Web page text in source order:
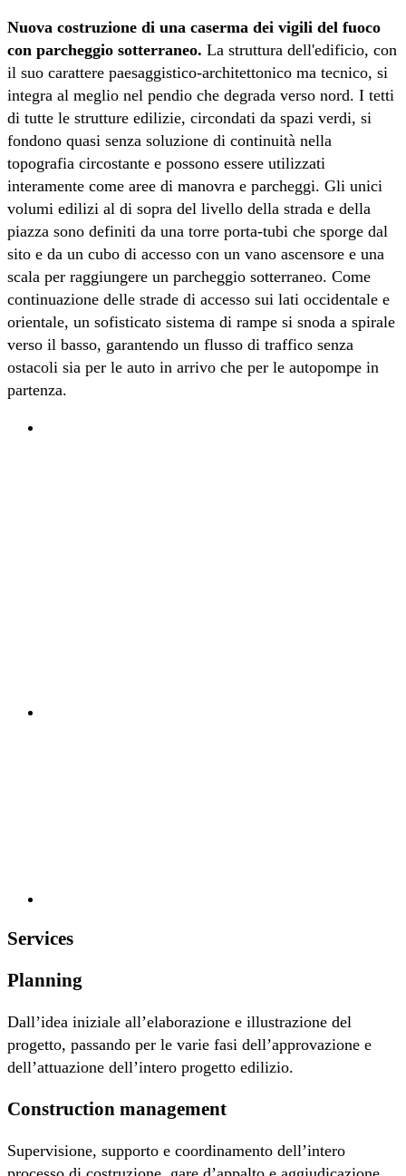
Nuova costruzione di una caserma dei vigili del fuoco
con parcheggio sotterraneo. La struttura dell'edificio, con
il suo carattere paesaggistico-architettonico ma tecnico, si
integra al meglio nel pendio che degrada verso nord. I tetti
di tutte le strutture edilizie, circondati da spazi verdi, si
fondono quasi senza soluzione di continuità nella
topografia circostante e possono essere utilizzati
interamente come aree di manovra e parcheggi. Gli unici
volumi edilizi al di sopra del livello della strada e della
piazza sono definiti da una torre porta-tubi che sporge dal
sito e da un cubo di accesso con un vano ascensore e una
scala per raggiungere un parcheggio sotterraneo. Come
continuazione delle strade di accesso sui lati occidentale e
orientale, un sofisticato sistema di rampe si snoda a spirale
verso il basso, garantendo un flusso di traffico senza
ostacoli sia per le auto in arrivo che per le autopompe in
partenza.
Services
Planning
Dall’idea iniziale all’elaborazione e illustrazione del
progetto, passando per le varie fasi dell’approvazione e
dell’attuazione dell’intero progetto edilizio.
Construction management
Supervisione, supporto e coordinamento dell’intero